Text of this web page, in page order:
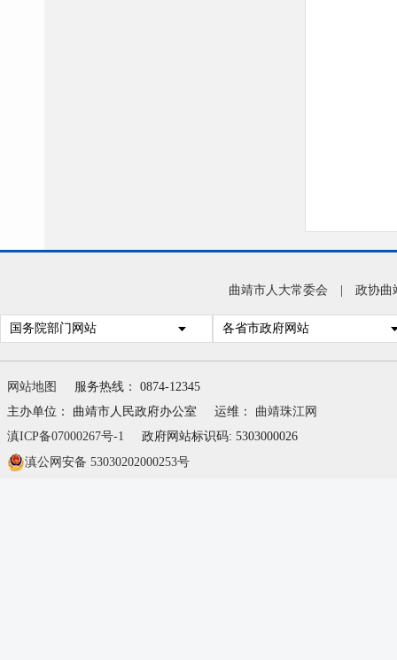
曲靖市人大常委会 政协曲
国务院部门网站 各省市政府网站
网站地图
服务热线： 0874-12345
主办单位： 曲靖市人民政府办公室
运维： 曲靖珠江网
滇ICP备07000267号-1
政府网站标识码: 5303000026
滇公网安备 53030202000253号